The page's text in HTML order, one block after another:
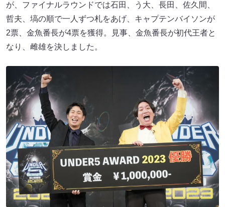
が、ファイナルラウンドでは石田、う大、長田、佐久間、
哲夫、塙の順で一人ずつ札をあげ、キャプテンバイソンが
2票、金魚番長が4票を獲得。見事、金魚番長が初代王者と
なり、雌雄を決しました。